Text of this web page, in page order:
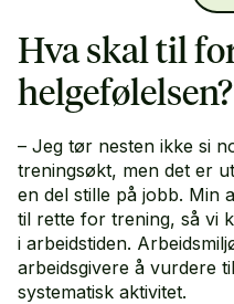
Hva skal til
helgefølelsen?
– Jeg tør nesten ikke si
treningsøkt, men det er
en del stille på jobb. Min
til rette for trening, så vi
i arbeidstiden.
arbeidsgivere å vurdere
systematisk aktivitet.